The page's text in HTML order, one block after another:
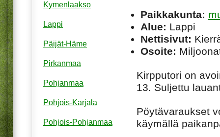
Paikkakunta:
Alue: Lappi
Nettisivut:
Osoite:
Kirpputori on
13. Suljettu
Pöytävaraukset
käymällä
Kymenlaakso
Lappi
Päijät-Häme
Pirkanmaa
Pohjanmaa
Pohjois-Karjala
Pohjois-Pohjanmaa